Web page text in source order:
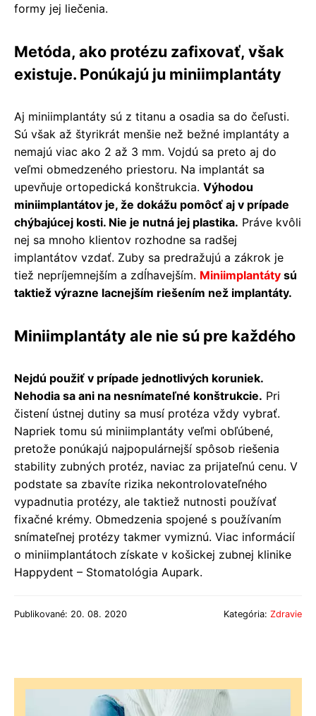
formy jej liečenia.
Metóda, ako protézu zafixovať, však
existuje. Ponúkajú ju miniimplantáty
Aj miniimplantáty sú z titanu a osadia sa do čeľusti.
Sú však až štyrikrát menšie než bežné implantáty a
nemajú viac ako 2 až 3 mm. Vojdú sa preto aj do
veľmi obmedzeného priestoru. Na implantát sa
upevňuje ortopedická konštrukcia. Výhodou
miniimplantátov je, že dokážu pomôcť aj v prípade
chýbajúcej kosti. Nie je nutná jej plastika. Práve kvôli
nej sa mnoho klientov rozhodne sa radšej
implantátov vzdať. Zuby sa predražujú a zákrok je
tiež nepríjemnejším a zdĺhavejším. Miniimplantáty sú
taktiež výrazne lacnejším riešením než implantáty.
Miniimplantáty ale nie sú pre každého
Nejdú použiť v prípade jednotlivých koruniek.
Nehodia sa ani na nesnímateľné konštrukcie. Pri
čistení ústnej dutiny sa musí protéza vždy vybrať.
Napriek tomu sú miniimplantáty veľmi obľúbené,
pretože ponúkajú najpopulárnejší spôsob riešenia
stability zubných protéz, naviac za prijateľnú cenu. V
podstate sa zbavíte rizika nekontrolovateľného
vypadnutia protézy, ale taktiež nutnosti používať
fixačné krémy. Obmedzenia spojené s používaním
snímateľnej protézy takmer vymiznú. Viac informácií
o miniimplantátoch získate v košickej zubnej klinike
Happydent – Stomatológia Aupark.
Publikované: 20. 08. 2020 Kategória: Zdravie